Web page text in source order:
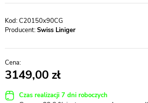
C20150x90CG
Producent:Swiss Liniger
3149,00
Czas realizacji 7 dni roboczych